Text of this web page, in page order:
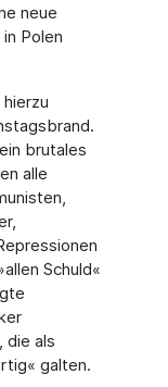
neue
Polen
brutales
alle
Schuld«
die als
galten.